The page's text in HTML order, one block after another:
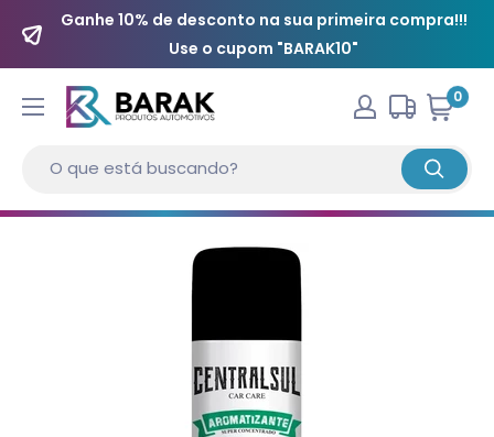
Ganhe 10% de desconto na sua primeira compra!!!
Use o cupom "BARAK10"
0